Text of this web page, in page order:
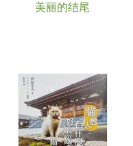
美丽的结尾